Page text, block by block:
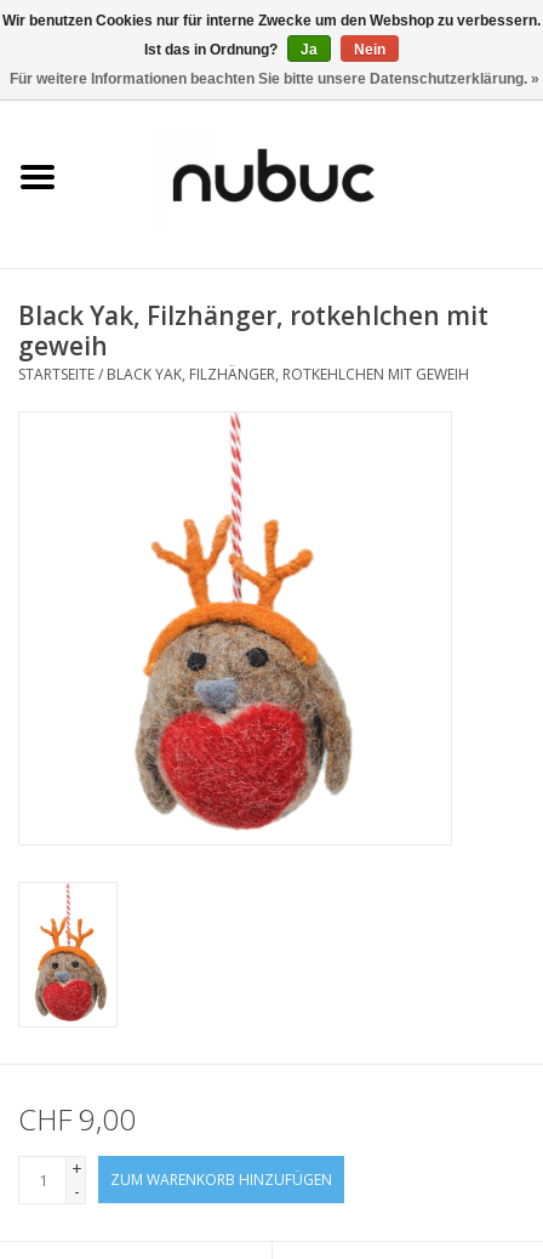
0 Artikel - CHF 0,00
Damen
Accessoires
Black Yak, Filzhänger, rotkehlchen mit
geweih
STARTSEITE/ BLACK YAK, FILZHÄNGER, ROTKEHLCHEN MIT GEWEIH
CHF 9,00
+
-
ZUM WARENKORB HINZUFÜGEN
Wir benutzen Cookies nur für interne Zwecke um den Webshop zu verbessern.
Ist das in Ordnung?
Ja
Nein
Für weitere Informationen beachten Sie bitte unsere Datenschutzerklärung. »